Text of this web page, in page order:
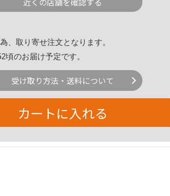
、取り寄せ注文となります。
頃のお届け予定です。
受け取り方法・送料について
カートに入れる